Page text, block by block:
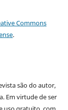
Commons
.
são do autor,
Em virtude de ser